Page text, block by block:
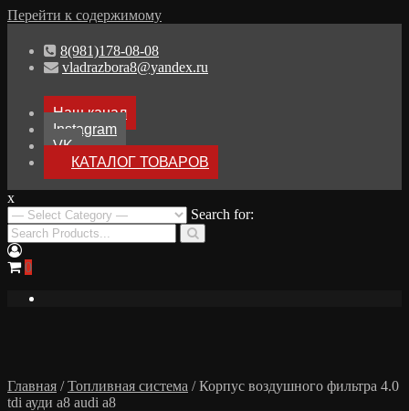
Перейти к содержимому
8(981)178-08-08
vladrazbora8@yandex.ru
Наш канал
Instagram
VK
КАТАЛОГ ТОВАРОВ
Разбор Ауди А8
Разборка Audi A8 D3
x
Search for:
0
Главная /Топливная система / Корпус воздушного фильтра 4.0
tdi ауди а8 audi a8